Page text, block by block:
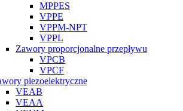
MPPES
VPPE
VPPM-NPT
VPPL
Zawory proporcjonalne przepływu
VPCB
VPCF
piezoelektryczne
VEAB
VEAA